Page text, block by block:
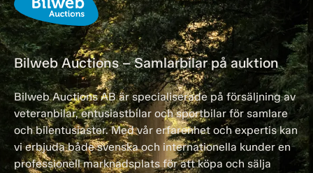
Bilweb Auctions – Samlarbilar på auktion
Bilweb Auctions AB är specialiserade på försäljning av
veteranbilar, entusiastbilar och sportbilar för samlare
och bilentusiaster. Med vår erfarenhet och expertis kan
vi erbjuda både svenska och internationella kunder en
professionell marknadsplats för att köpa och sälja